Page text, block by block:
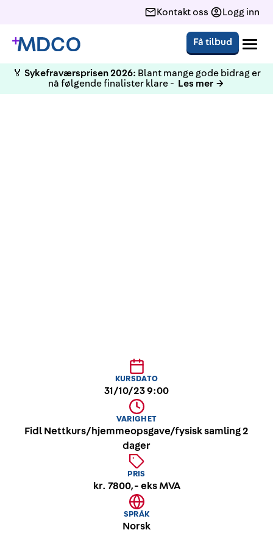
Kontakt oss Logg inn
Få tilbud
🏅 Sykefraværsprisen 2026: Blant mange gode bidrag er
nå følgende finalister klare -
Les mer →
KURSDATO
31/10/23 9:00
VARIGHET
Fidl Nettkurs/hjemmeopsgave/fysisk samling 2
dager
PRIS
kr. 7800,- eks MVA
SPRÅK
Norsk